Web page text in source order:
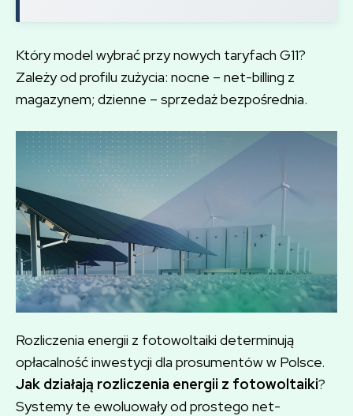
Który model wybrać przy nowych taryfach G11?
Zależy od profilu zużycia: nocne – net-billing z
magazynem; dzienne – sprzedaż bezpośrednia.
Rozliczenia energii z fotowoltaiki determinują
opłacalność inwestycji dla prosumentów w Polsce.
Jak działają rozliczenia energii z fotowoltaiki?
Systemy te ewoluowały od prostego net-